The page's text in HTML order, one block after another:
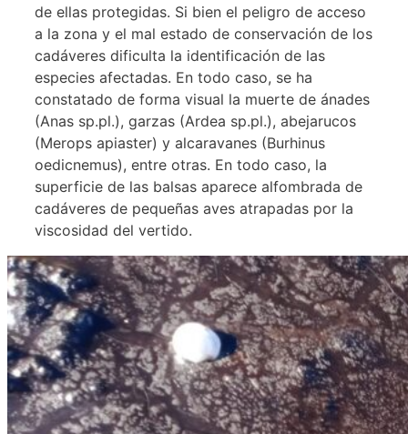
de ellas protegidas. Si bien el peligro de acceso
a la zona y el mal estado de conservación de los
cadáveres dificulta la identificación de las
especies afectadas. En todo caso, se ha
constatado de forma visual la muerte de ánades
(Anas sp.pl.), garzas (Ardea sp.pl.), abejarucos
(Merops apiaster) y alcaravanes (Burhinus
oedicnemus), entre otras. En todo caso, la
superficie de las balsas aparece alfombrada de
cadáveres de pequeñas aves atrapadas por la
viscosidad del vertido.